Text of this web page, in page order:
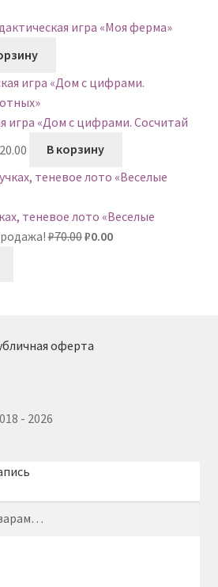
игра «Моя ферма»
игра «Дом с цифрами. Сосчитай
В корзину
теневое лото «Веселые
₽70.00Первоначальная
₽0.00Текущая
оферта
- 2026